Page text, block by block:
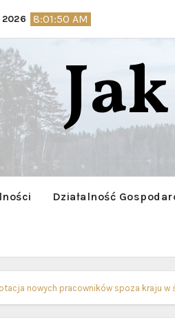
8:01:51 AM
Działalność
nowych pracowników spoza kraju w